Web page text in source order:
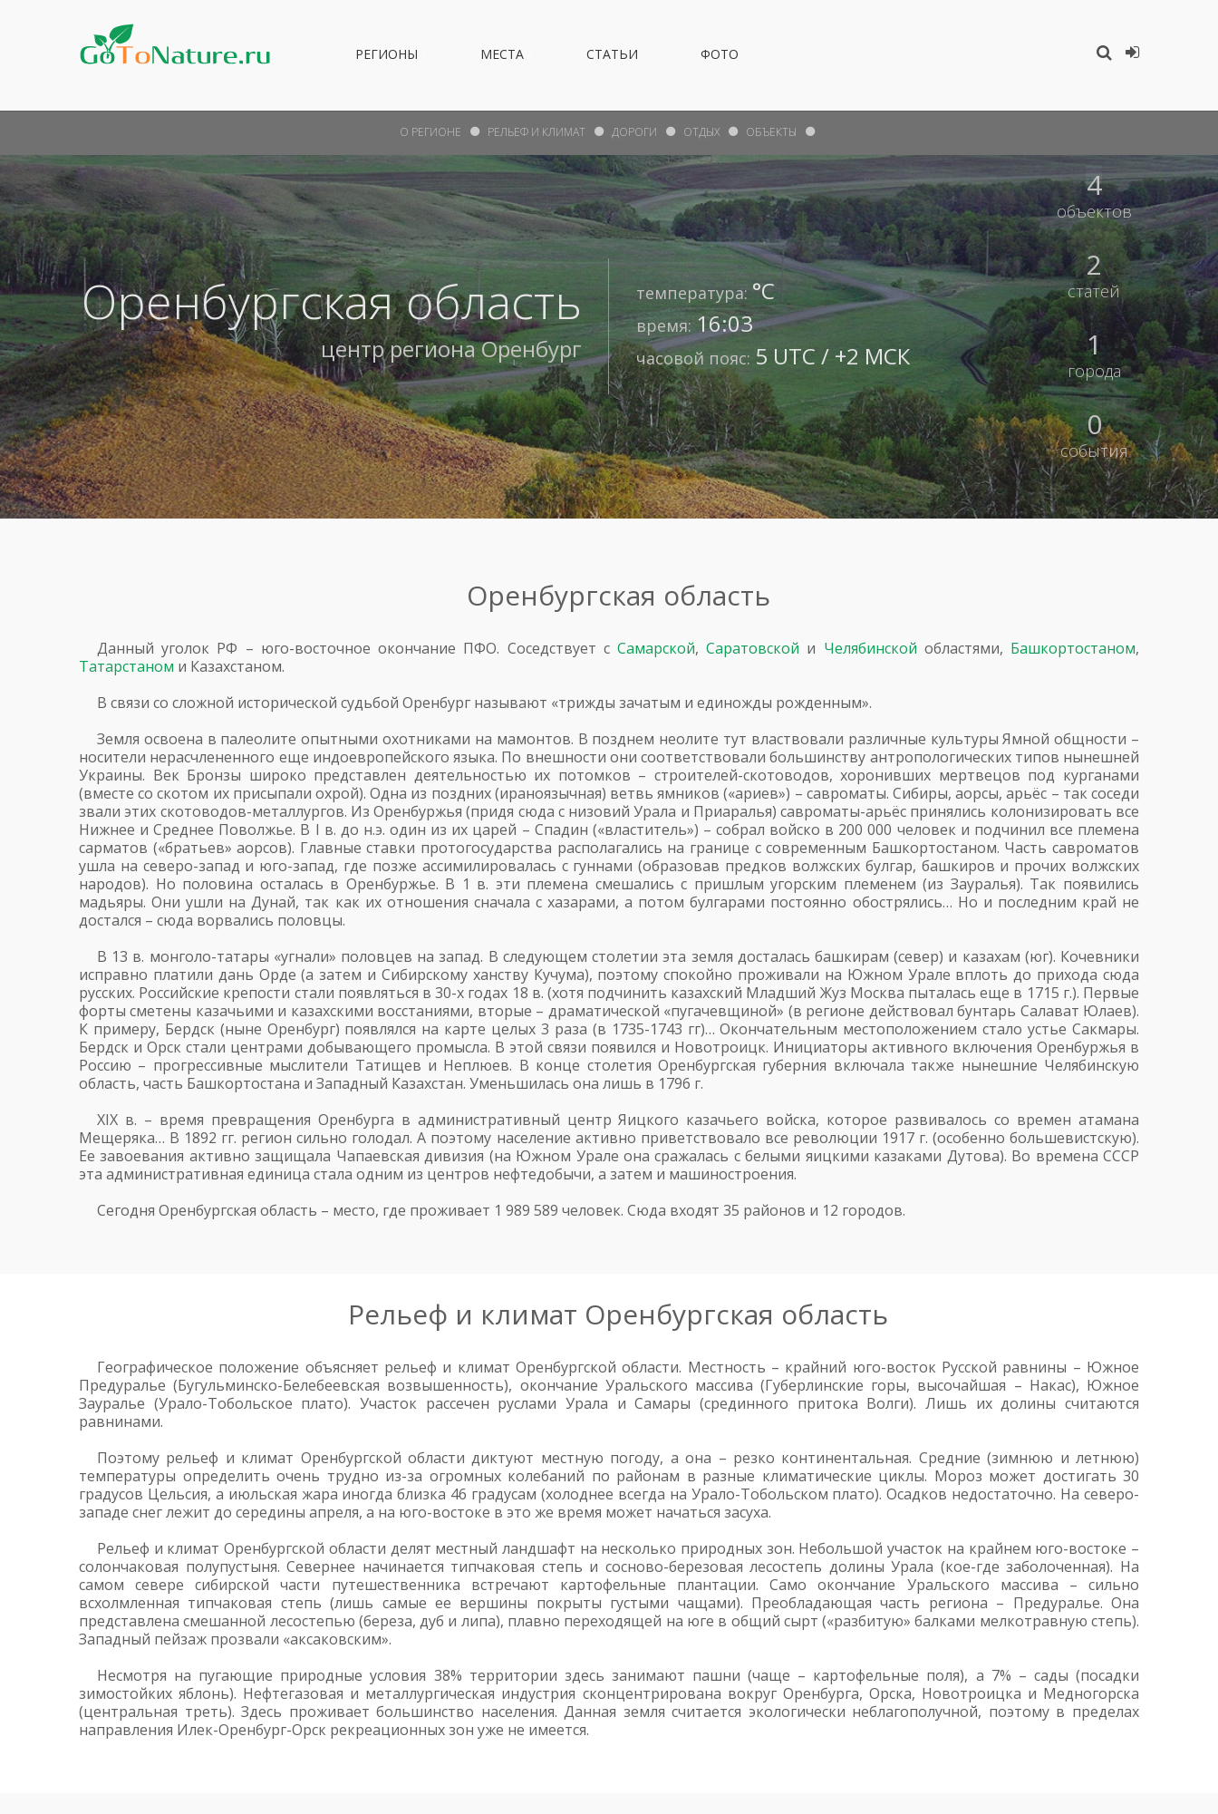
РЕГИОНЫ МЕСТА СТАТЬИ ФОТО
Оренбургская область
центр регионаОренбург
температура: °С
время: 16:03
часовой пояс: 5 UTC / +2 МСК
4
объектов
2
статей
1
города
0
события
О РЕГИОНЕ РЕЛЬЕФ И КЛИМАТ ДОРОГИ ОТДЫХ ОБЪЕКТЫ
Оренбургская область
Данный уголок РФ – юго-восточное окончание ПФО. Соседствует с Самарской,Саратовской и Челябинской областями, Башкортостаном,
Татарстаном и Казахстаном.
В связи со сложной исторической судьбой Оренбург называют «трижды зачатым и единожды рожденным».
Земля освоена в палеолите опытными охотниками на мамонтов. В позднем неолите тут властвовали различные культуры Ямной общности –
носители нерасчлененного еще индоевропейского языка. По внешности они соответствовали большинству антропологических типов нынешней
Украины. Век Бронзы широко представлен деятельностью их потомков – строителей-скотоводов, хоронивших мертвецов под курганами
(вместе со скотом их присыпали охрой). Одна из поздних (ираноязычная) ветвь ямников («ариев») – савроматы. Сибиры, аорсы, арьёс – так соседи
звали этих скотоводов-металлургов. Из Оренбуржья (придя сюда с низовий Урала и Приаралья) савроматы-арьёс принялись колонизировать все
Нижнее и Среднее Поволжье. В I в. до н.э. один из их царей – Спадин («властитель») – собрал войско в 200 000 человек и подчинил все племена
сарматов («братьев» аорсов). Главные ставки протогосударства располагались на границе с современным Башкортостаном. Часть савроматов
ушла на северо-запад и юго-запад, где позже ассимилировалась с гуннами (образовав предков волжских булгар, башкиров и прочих волжских
народов). Но половина осталась в Оренбуржье. В 1 в. эти племена смешались с пришлым угорским племенем (из Зауралья). Так появились
мадьяры. Они ушли на Дунай, так как их отношения сначала с хазарами, а потом булгарами постоянно обострялись… Но и последним край не
достался – сюда ворвались половцы.
В 13 в. монголо-татары «угнали» половцев на запад. В следующем столетии эта земля досталась башкирам (север) и казахам (юг). Кочевники
исправно платили дань Орде (а затем и Сибирскому ханству Кучума), поэтому спокойно проживали на Южном Урале вплоть до прихода сюда
русских. Российские крепости стали появляться в 30-х годах 18 в. (хотя подчинить казахский Младший Жуз Москва пыталась еще в 1715 г.). Первые
форты сметены казачьими и казахскими восстаниями, вторые – драматической «пугачевщиной» (в регионе действовал бунтарь Салават Юлаев).
К примеру, Бердск (ныне Оренбург) появлялся на карте целых 3 раза (в 1735-1743 гг)… Окончательным местоположением стало устье Сакмары.
Бердск и Орск стали центрами добывающего промысла. В этой связи появился и Новотроицк. Инициаторы активного включения Оренбуржья в
Россию – прогрессивные мыслители Татищев и Неплюев. В конце столетия Оренбургская губерния включала также нынешние Челябинскую
область, часть Башкортостана и Западный Казахстан. Уменьшилась она лишь в 1796 г.
XIX в. – время превращения Оренбурга в административный центр Яицкого казачьего войска, которое развивалось со времен атамана
Мещеряка… В 1892 гг. регион сильно голодал. А поэтому население активно приветствовало все революции 1917 г. (особенно большевистскую).
Ее завоевания активно защищала Чапаевская дивизия (на Южном Урале она сражалась с белыми яицкими казаками Дутова). Во времена СССР
эта административная единица стала одним из центров нефтедобычи, а затем и машиностроения.
Сегодня Оренбургская область – место, где проживает 1 989 589 человек. Сюда входят 35 районов и 12 городов.
Рельеф и климат Оренбургская область
Географическое положение объясняет рельеф и климат Оренбургской области. Местность – крайний юго-восток Русской равнины – Южное
Предуралье (Бугульминско-Белебеевская возвышенность), окончание Уральского массива (Губерлинские горы, высочайшая – Накас), Южное
Зауралье (Урало-Тобольское плато). Участок рассечен руслами Урала и Самары (срединного притока Волги). Лишь их долины считаются
равнинами.
Поэтому рельеф и климат Оренбургской области диктуют местную погоду, а она – резко континентальная. Средние (зимнюю и летнюю)
температуры определить очень трудно из-за огромных колебаний по районам в разные климатические циклы. Мороз может достигать 30
градусов Цельсия, а июльская жара иногда близка 46 градусам (холоднее всегда на Урало-Тобольском плато). Осадков недостаточно. На северо-
западе снег лежит до середины апреля, а на юго-востоке в это же время может начаться засуха.
Рельеф и климат Оренбургской области делят местный ландшафт на несколько природных зон. Небольшой участок на крайнем юго-востоке –
солончаковая полупустыня. Севернее начинается типчаковая степь и сосново-березовая лесостепь долины Урала (кое-где заболоченная). На
самом севере сибирской части путешественника встречают картофельные плантации. Само окончание Уральского массива – сильно
всхолмленная типчаковая степь (лишь самые ее вершины покрыты густыми чащами). Преобладающая часть региона – Предуралье. Она
представлена смешанной лесостепью (береза, дуб и липа), плавно переходящей на юге в общий сырт («разбитую» балками мелкотравную степь).
Западный пейзаж прозвали «аксаковским».
Несмотря на пугающие природные условия 38% территории здесь занимают пашни (чаще – картофельные поля), а 7% – сады (посадки
зимостойких яблонь). Нефтегазовая и металлургическая индустрия сконцентрирована вокруг Оренбурга, Орска, Новотроицка и Медногорска
(центральная треть). Здесь проживает большинство населения. Данная земля считается экологически неблагополучной, поэтому в пределах
направления Илек-Оренбург-Орск рекреационных зон уже не имеется.